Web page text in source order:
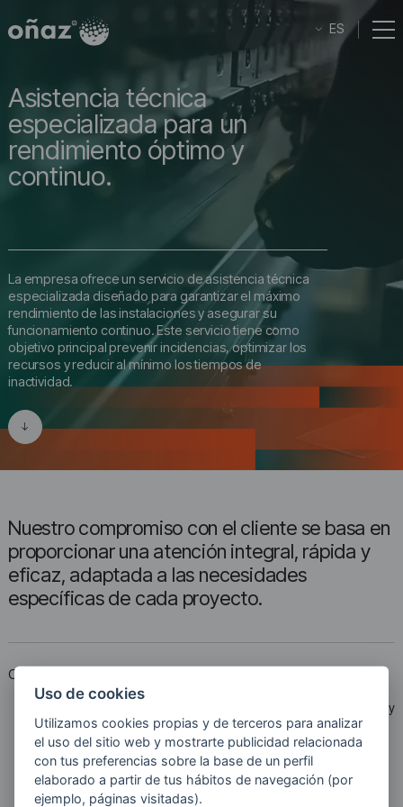
Sectores
Soluciones
Equipos
ES
Asistencia técnica
especializada para un
rendimiento óptimo y
continuo.
La empresa ofrece un servicio de asistencia técnica
especializada diseñado para garantizar el máximo
rendimiento de las instalaciones y asegurar su
funcionamiento continuo. Este servicio tiene como
objetivo principal prevenir incidencias, optimizar los
recursos y reducir al mínimo los tiempos de
inactividad.
Nuestro compromiso con el cliente se basa en
proporcionar una atención integral, rápida y
eficaz, adaptada a las necesidades
específicas de cada proyecto.
Compromiso
menor tiempo posible, reduciendo su impacto y
facilitando la continuidad de la actividad. De
este modo, garantizamos no solo la
operatividad constante de las instalaciones,
sino también la tranquilidad del cliente, al
contar con un soporte técnico fiable y de
Uso de cookies
Utilizamos cookies propias y de terceros para analizar
el uso del sitio web y mostrarte publicidad relacionada
con tus preferencias sobre la base de un perfil
elaborado a partir de tus hábitos de navegación (por
ejemplo, páginas visitadas).